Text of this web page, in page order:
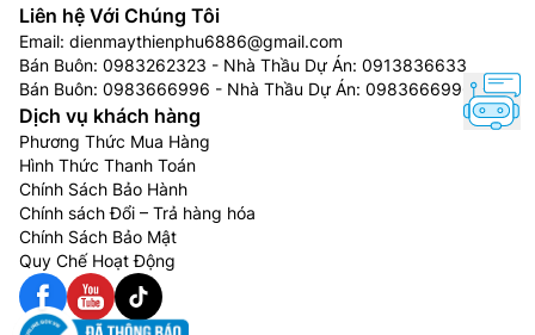
Nếu sử dụng máy lọc không khí ở vị trí có nhiều
chất thải ô nhiễm hoặc nhà gần mặt đường sẽ
khiến chi phí bảo dưỡng cao, vì phải thay thế
màng lọc nhiều 1 – 2 lần/năm.
4. Các thương hiệu máy lọc không khí:
Máy lọc không khí Daikin:
Máy lọc không khí
nhanh vượt trội với công nghệ độc quyền bảo vệ kép
Streamer và Ion Plasma. Nhờ các công nghệ này, phin
lọc mùi và bụi luôn sạch sẽ, bảo vệ sức khỏe người
Liên hệ Với Chúng Tôi
Email: dienmaythienphu6886@gmail.com
Bán Buôn: 0983262323 - Nhà Thầu Dự Án: 0913836633
Bán Buôn: 0983666996 - Nhà Thầu Dự Án: 0983666996
Dịch vụ khách hàng
Phương Thức Mua Hàng
Hình Thức Thanh Toán
Chính Sách Bảo Hành
Chính sách Đổi – Trả hàng hóa
Chính Sách Bảo Mật
Quy Chế Hoạt Động